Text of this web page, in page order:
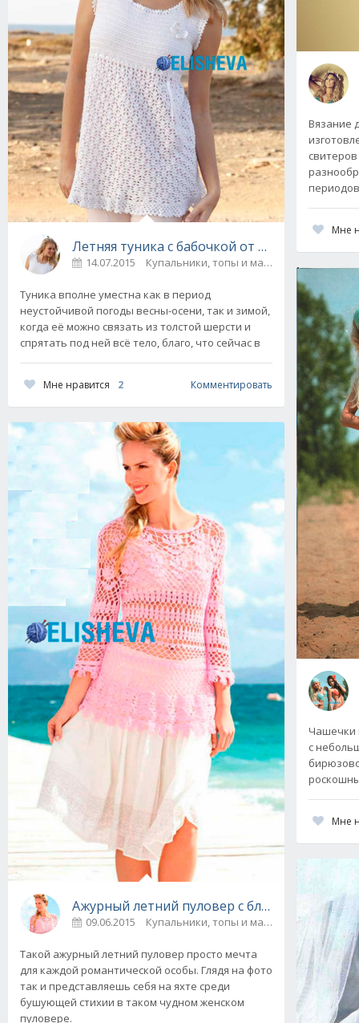
Летняя туника с бабочкой от Drops Design
14.07.2015
Туника вполне уместна как в период
неустойчивой погоды весны-осени, так и зимой,
когда её можно связать из толстой шерсти и
спрятать под ней всё тело, благо, что сейчас в
Мне нравится 2 Комментировать
Ажурный летний пуловер с благородными
09.06.2015 Купальники, топы и майки
Такой ажурный летний пуловер просто мечта
для каждой романтической особы. Глядя на фото
так и представляешь себя на яхте среди
бушующей стихии в таком чудном женском
пуловере.
Вязание
Мне
Чашечки
с
Мне